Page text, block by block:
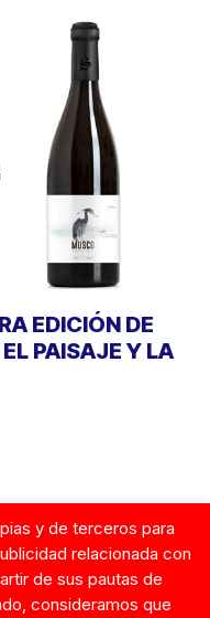
EDICIÓN DE
PAISAJE Y LA
y de terceros para
relacionada con
de sus pautas de
consideramos que